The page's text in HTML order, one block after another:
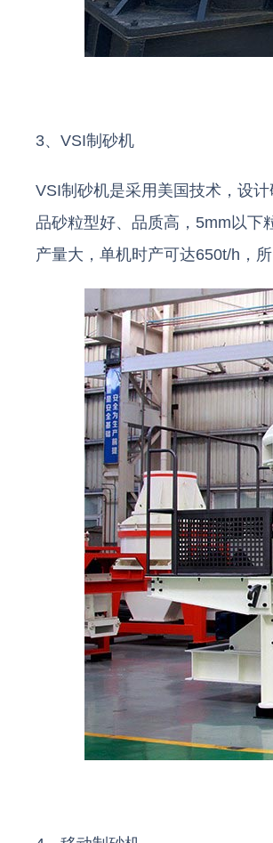
3、VSI制砂机
VSI制砂机是采用美国技术，设
品砂粒型好、品质高，5mm以下
产量大，单机时产可达650t/h，